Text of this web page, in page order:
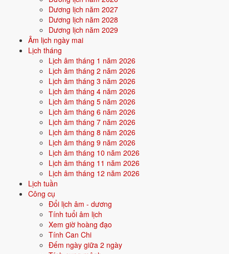
Dương lịch năm 2027
Dương lịch năm 2028
Dương lịch năm 2029
Âm lịch ngày mai
Lịch tháng
Lịch âm tháng 1 năm 2026
Lịch âm tháng 2 năm 2026
Lịch âm tháng 3 năm 2026
Lịch âm tháng 4 năm 2026
Lịch âm tháng 5 năm 2026
Lịch âm tháng 6 năm 2026
Lịch âm tháng 7 năm 2026
Lịch âm tháng 8 năm 2026
Lịch âm tháng 9 năm 2026
Lịch âm tháng 10 năm 2026
Lịch âm tháng 11 năm 2026
Lịch âm tháng 12 năm 2026
Lịch tuần
Công cụ
Đổi lịch âm - dương
Tính tuổi âm lịch
Xem giờ hoàng đạo
Tính Can Chi
Đếm ngày giữa 2 ngày
Điểm mạnh:May mắn, được nâng đỡ, dễ thành công nhờ thiên
thời địa lợi.
Điểm cần lưu ý:Có thể bị phụ thuộc hoặc ỷ lại khi quá nhiều
thuận lợi.
Bối cảnh vận khí khi sinh năm 1992
Người sinh năm1992rơi vào Vận 7 - Thất Xích Kim
trong chu kỳ Tam Nguyên Cửu Vận. Mệnh Kim sinh trong Vận 7 Thất
Xích Kim (Kim) - đồng hành cộng hưởng, vận khí khi sinh thuận theo
bản mệnh, tiềm năng phát huy mạnh trong thời đại của tài chính, giao
Tính chất vận:Tài chính, giao thương - Vận mở cửa kinh tế - thị
trường, doanh nhân, dotcom.
Quan hệ mệnh × vận:
Vận năm 2026 Bính Ngọ cho người sinh năm 1992
(Bính Ngọ), người tuổi
- thuộc nhóm Trưởng thành. Quan hệ với Thái Tuế năm xem: